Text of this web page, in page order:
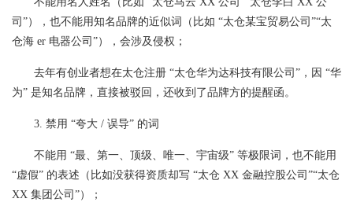
司”），也不能用知名品牌的近似词（比如 “太仓某宝贸易公司”“太
仓海 er 电器公司”），会涉及侵权；
去年有创业者想在太仓注册 “太仓华为达科技有限公司”，因 “华
为” 是知名品牌，直接被驳回，还收到了品牌方的提醒函。
3. 禁用 “夸大 / 误导” 的词
不能用 “最、第一、顶级、唯一、宇宙级” 等极限词，也不能用
“虚假” 的表述（比如没获得资质却写 “太仓 XX 金融控股公司”“太仓
XX 集团公司”）；